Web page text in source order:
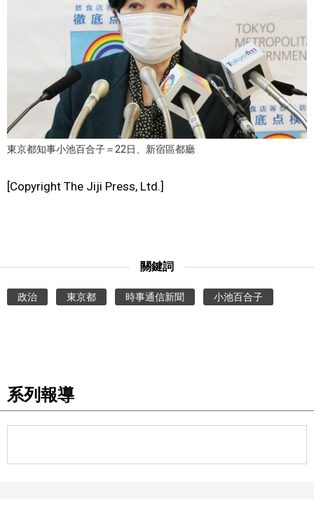
科學技術
教育
醫療健康
東京都知事小池百合子＝22日、新宿區都廳
[Copyright The Jiji Press, Ltd.]
關鍵詞
政治 東京都 時事通信新聞 小池百合子
系列報導